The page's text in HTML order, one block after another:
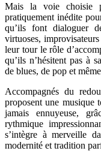
Mais la voie choisie
pratiquement inédite
qu’ils font dialoguer
virtuoses,
leur tour le rôle
qu’ils n’hésitent pas à
de blues, de pop et
Accompagnés du
proposent une musique
jamais ennuyeuse,
rythmique
s’intègre à merveille
modernité et tradition